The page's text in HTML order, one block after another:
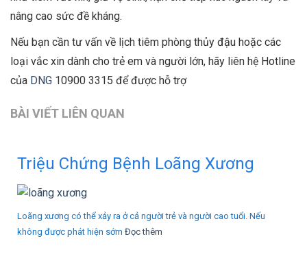
nâng cao sức đề kháng.
Nếu bạn cần tư vấn về lịch tiêm phòng thủy đậu hoặc các
loại vắc xin dành cho trẻ em và người lớn, hãy liên hệ Hotline
của DNG 10900 3315 để được hỗ trợ
BÀI VIẾT LIÊN QUAN
Triệu Chứng Bệnh Loãng Xương
Loãng xương có thể xảy ra ở cả người trẻ và người cao tuổi. Nếu
không được phát hiện sớm Đọc thêm